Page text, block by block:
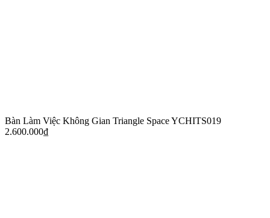
Bàn Làm Việc Không Gian Triangle Space YCHITS019
2.600.000₫